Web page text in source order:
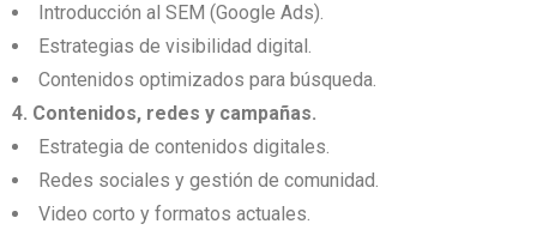
Introducción al SEM (Google Ads).
Estrategias de visibilidad digital.
Contenidos optimizados para búsqueda.
4. Contenidos, redes y campañas.
Estrategia de contenidos digitales.
Redes sociales y gestión de comunidad.
Video corto y formatos actuales.